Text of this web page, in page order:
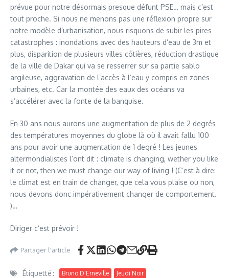
prévue pour notre désormais presque défunt PSE… mais c’est
tout proche. Si nous ne menons pas une réflexion propre sur
notre modèle d’urbanisation, nous risquons de subir les pires
catastrophes : inondations avec des hauteurs d’eau de 3m et
plus, disparition de plusieurs villes côtières, réduction drastique
de la ville de Dakar qui va se resserrer sur sa partie sablo
argileuse, aggravation de l’accès à l’eau y compris en zones
urbaines, etc. Car la montée des eaux des océans va
s’accélérer avec la fonte de la banquise.
En 30 ans nous aurons une augmentation de plus de 2 degrés
des températures moyennes du globe là où il avait fallu 100
ans pour avoir une augmentation de 1 degré ! Les jeunes
altermondialistes l’ont dit : climate is changing, wether you like
it or not, then we must change our way of living ! (C’est à dire:
le climat est en train de changer, que cela vous plaise ou non,
nous devons donc impérativement changer de comportement.
)…
Diriger c’est prévoir !
Partager l'article
Étiquetté : Bruno D'Erneville Jeudi Noir